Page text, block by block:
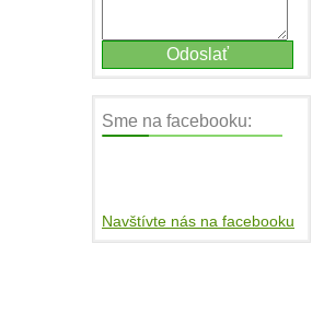
Sme na facebooku:
Navštívte nás na facebooku